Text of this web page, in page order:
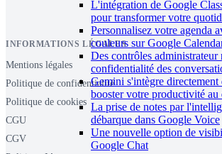
L'intégration de Google
pour transformer votre
Personnalisez votre agenda
couleurs sur Google
Des contrôles administrateur
confidentialité des
Gemini s'intègre
booster votre productivité au
La prise de notes par
débarque dans Google Voice
Une nouvelle option de
Google Chat
INFORMATIONS LÉGALES
Mentions légales
Politique de confidentialité
Politique de cookies
CGU
CGV